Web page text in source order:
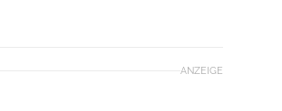
ANZEIGE